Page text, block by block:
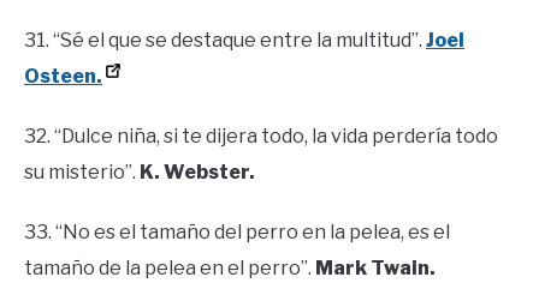
31. “Sé el que se destaque entre la multitud”. Joel
Osteen.
32. “Dulce niña, si te dijera todo, la vida perdería todo
su misterio”. K. Webster.
33. “No es el tamaño del perro en la pelea, es el
tamaño de la pelea en el perro”. Mark Twain.